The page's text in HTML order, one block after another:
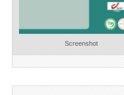
Screenshot